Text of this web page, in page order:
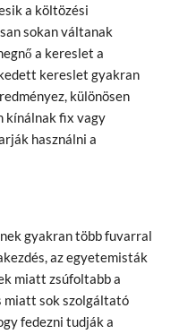
a költözési
sokan váltanak
a kereslet a
kereslet gyakran
különösen
kínálnak fix vagy
használni a
gyakran több fuvarral
az egyetemisták
miatt zsúfoltabb a
miatt sok szolgáltató
fedezni tudják a